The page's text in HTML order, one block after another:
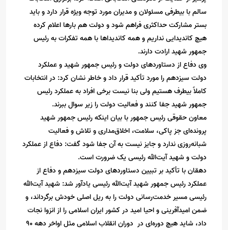
سالم با بیطرفی مسئولان و مدیران مورد توجه ویژه قرار دارد و باید
بستر مشارکت حداکثری فراهم شود و دولت هم بارها اعلام کرده
هیچ کاندیدایی نداریم و همه کاندیداها با همه تفکرات به رئیس
جمهور شهید ارادت دارند.
وی دفاع از دستاوردهای دولت و رئیس جمهور شهید و عملکرد
دولت سیزدهم را مورد تأکید قرار داد و خاطر نشان کرد: در انتخابات
کاملاً بیطرف هستیم ولی بنا نیست برخی افراد به عملکرد رئیس
جمهور شهید جفا کنند و فعالیت دولت را زیر سوال ببرند.
معاون حقوقى رئیس جمهور با بیان اینکه رئیس جمهور شهید
پرونده‌ای جز پاکی، سلامت، اخلاق‌مداری و تلاش و فعالیت
شبانه‌روزی ندارد و جایز نیست به آن جفا شود گفت: دفاع از عملکرد
دولت و شهید آیت‌الله رئیسی یک ضرورت است.
دهقان با تأکید بر تبیین دستاوردهای دولت سیزدهم و دفاع از
عملکرد رئیس جمهور شهید آیت‌الله رئیسی یادآور شد: شهید آیت‌الله
رئیسی مسیر خدمت‌رسانی دولت را به ریل اصلی خودش برگرداند، و
ضمن امیدآفرینی و احیا امید در کشور ایران اسلامی را از انزوا نجات
داد، شاید هیچ دوره‌ای در دوران انقلاب اسلامی مثل اواخر دهه 90